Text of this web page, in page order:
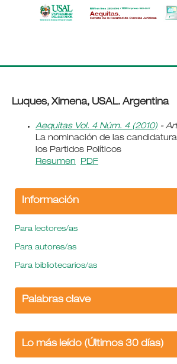
Luques, Ximena, USAL. Argentina
Aequitas Vol. 4 Núm. 4 (2010)-
La nominación de las
los Partidos Políticos
Resumen
PDF
Información
Para lectores/as
Para autores/as
Para bibliotecarios/as
Palabras clave
Lo más leído (Últimos 30 días)